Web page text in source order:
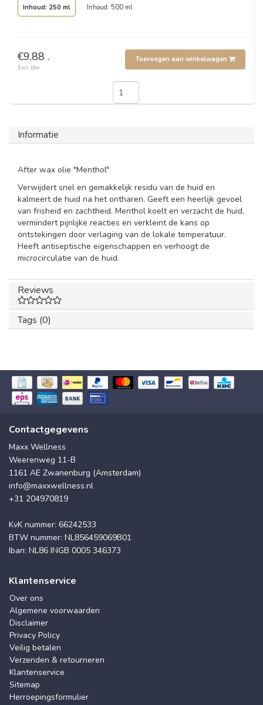
Inhoud: 250 ml Inhoud: 500 ml
€9,88 .
Excl. btw
Toevoegen aan winkelwagen
Informatie
After wax olie "Menthol"
Verwijdert snel en gemakkelijk residu van de huid en
kalmeert de huid na het ontharen. Geeft een heerlijk gevoel
van frisheid en zachtheid. Menthol koelt en verzacht de huid,
vermindert pijnlijke reacties en verkleint de kans op
ontstekingen door verlaging van de lokale temperatuur.
Heeft antiseptische eigenschappen en verhoogt de
microcirculatie van de huid.
Reviews
Tags (0)
Contactgegevens
Maxx Wellness
Weerenweg 11-B
1161 AE Zwanenburg (Amsterdam)
info@maxxwellness.nl
+31 204970819
KvK nummer: 66242533
BTW nummer: NL856459069B01
Iban: NL86 INGB 0005 346373
Klantenservice
Over ons
Algemene voorwaarden
Disclaimer
Privacy Policy
Veilig betalen
Verzenden & retourneren
Klantenservice
Sitemap
Herroepingsformulier